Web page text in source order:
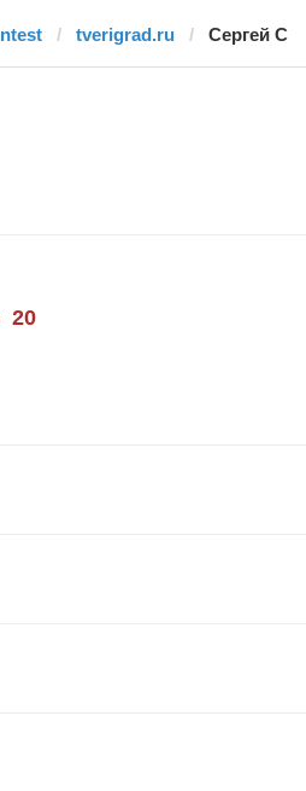
tverigrad.ru Сергей С
20